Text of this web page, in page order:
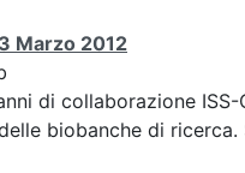
Marzo 2012
di collaborazione
biobanche di